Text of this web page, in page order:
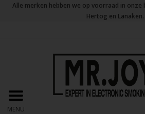
Alle merken hebben we op voorraad in onze
Hertog en Lanaken.
MENU